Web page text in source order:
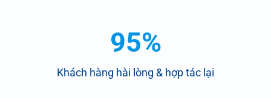
95%
Khách hàng hài lòng & hợp tác lại